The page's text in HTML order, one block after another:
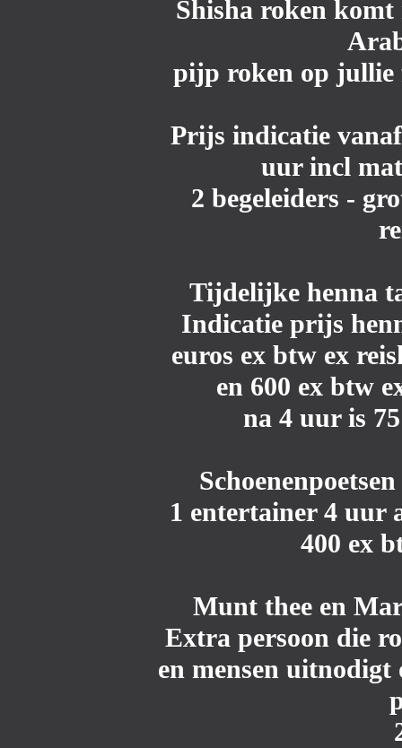
Shisha roken komt
pijp roken op jullie
Prijs indicatie
uur incl
2 begeleiders -
Tijdelijke henna
Indicatie prijs
euros ex btw ex
en 600 ex btw
na 4 uur is
Schoenenpoetsen
1 entertainer 4 uur
400 ex
Munt thee en
Extra persoon die
en mensen